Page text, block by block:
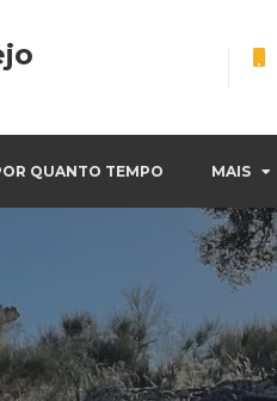
QUANTO TEMPO MAIS